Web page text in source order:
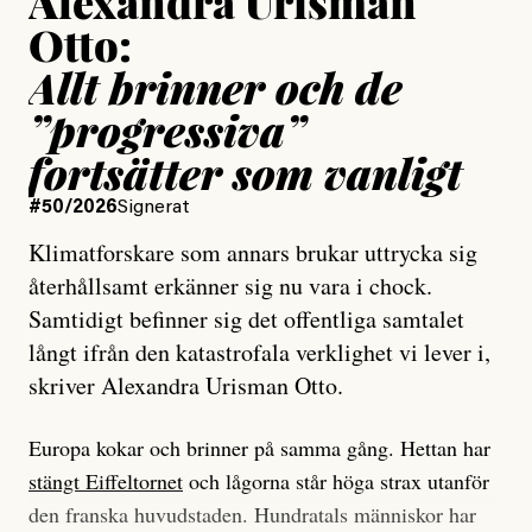
Otto:
Allt brinner och de
”progressiva”
fortsätter som vanligt
#50/2026Signerat
Klimatforskare som annars brukar uttrycka sig
återhållsamt erkänner sig nu vara i chock.
Samtidigt befinner sig det offentliga samtalet
långt ifrån den katastrofala verklighet vi lever i,
skriver Alexandra Urisman Otto.
Europa kokar och brinner på samma gång. Hettan har
stängt Eiffeltornet och lågorna står höga strax utanför
den franska huvudstaden. Hundratals människor har